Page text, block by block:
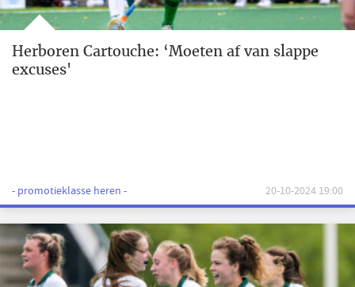
Herboren Cartouche: ‘Moeten af van slappe
excuses'
- promotieklasse heren - 20-10-2024 19:00